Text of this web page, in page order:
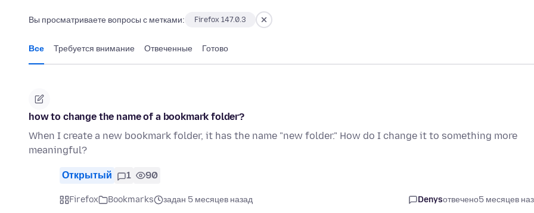
Вы просматриваете вопросы с метками: Firefox 147.0.3
Все Требуется внимание Отвеченные Готово
how to change the name of a bookmark folder?
When I create a new bookmark folder, it has the name "new folder." How do I change it to something more
meaningful?
Открытый 1 90
Firefox Bookmarks задан 5 месяцев назад Denysотвечено5 месяцев